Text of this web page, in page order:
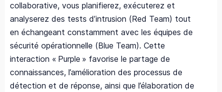
collaborative, vous planifierez, exécuterez et
analyserez des tests d’intrusion (Red Team) tout
en échangeant constamment avec les équipes de
sécurité opérationnelle (Blue Team). Cette
interaction « Purple » favorise le partage de
connaissances, l’amélioration des processus de
détection et de réponse, ainsi que l’élaboration de